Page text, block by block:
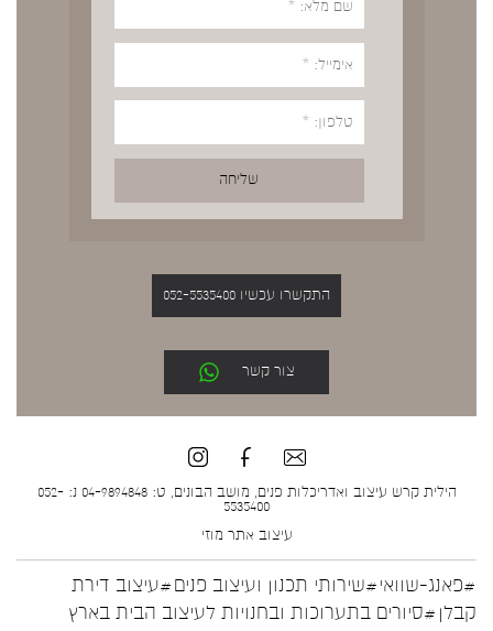
התקשרו עכשיו 052-5535400
צור קשר
הילית קרש עיצוב ואדריכלות פנים, מושב הבונים, ט: 04-9894848 נ: 052-
5535400
עיצוב אתר מוזי
#פאנג-שוואי#שירותי תכנון ועיצוב פנים#עיצוב דירת
קבלן #סיורים בתערוכות ובחנויות לעיצוב הבית בארץ